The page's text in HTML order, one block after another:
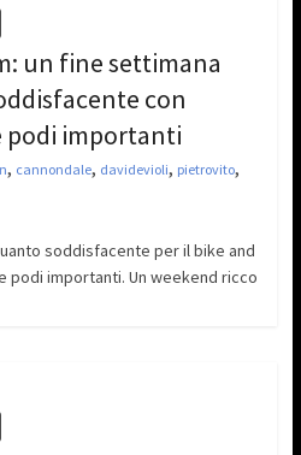
un fine settimana
con
podi importanti
, cannondale, davidevioli, pietrovito,
soddisfacente per il bike and
podi importanti. Un weekend ricco